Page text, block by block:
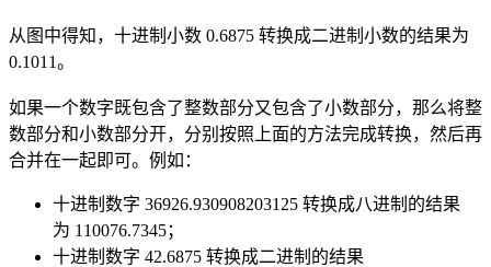
从图中得知，十进制小数 0.6875 转换成二进制小数的结果为
0.1011。
如果一个数字既包含了整数部分又包含了小数部分，那么将整
数部分和小数部分开，分别按照上面的方法完成转换，然后再
合并在一起即可。例如：
十进制数字 36926.930908203125 转换成八进制的结果
为 110076.7345；
十进制数字 42.6875 转换成二进制的结果